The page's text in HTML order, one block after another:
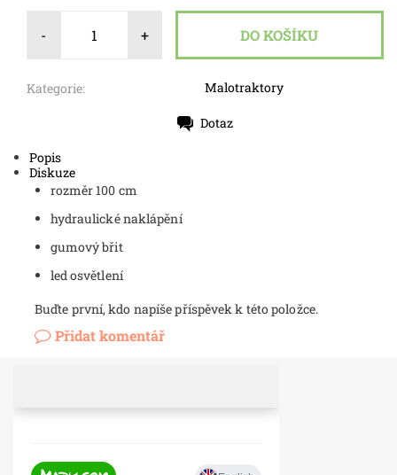
- +
Kategorie: Malotraktory
Dotaz
Popis
Diskuze
rozměr 100 cm
hydraulické naklápění
gumový břit
led osvětlení
Buďte první, kdo napíše příspěvek k této položce.
Přidat komentář